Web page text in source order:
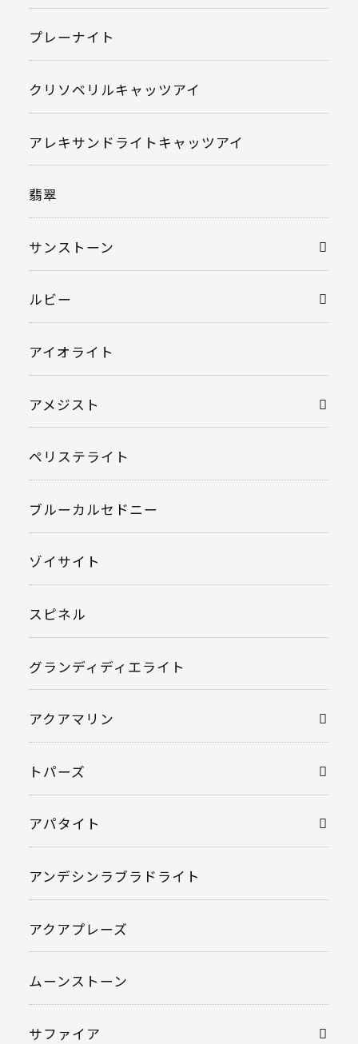
プレーナイト
クリソベリルキャッツアイ
アレキサンドライトキャッツアイ
翡翠
サンストーン
ルビー
アイオライト
アメジスト
ペリステライト
ブルーカルセドニー
ゾイサイト
スピネル
グランディディエライト
アクアマリン
トパーズ
アパタイト
アンデシンラブラドライト
アクアプレーズ
ムーンストーン
サファイア